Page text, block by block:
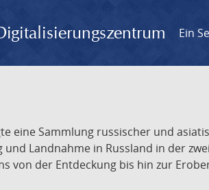
Ein
eine Sammlung russischer und
Landnahme in Russland in der
von der Entdeckung bis hin zur